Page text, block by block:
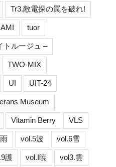
Tr3.敵電探の罠を破れ!
tuor
トルージュ –
TWO-MIX
UI UIT-24
Museum
Vitamin Berry VLS
vol.5波 vol.6雪
護 vol.I暁 vol3.雲